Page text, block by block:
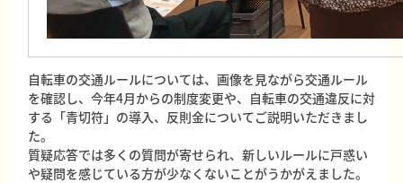
自転車の交通ルールについては、画像を見ながら交通ルール
を確認し、今年4月からの制度変更や、自転車の交通違反に対
する「青切符」の導入、反則金についてご説明いただきまし
た。
質疑応答では多くの質問が寄せられ、新しいルールに戸惑い
や疑問を感じている方が少なくないことがうかがえました。